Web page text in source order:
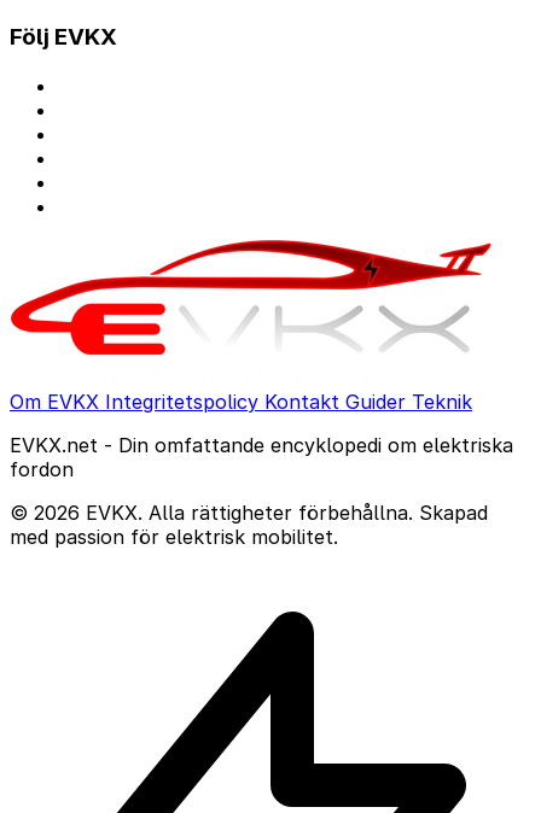
Följ EVKX
Om EVKX Integritetspolicy Kontakt Guider Teknik
EVKX.net - Din omfattande encyklopedi om elektriska
fordon
© 2026 EVKX. Alla rättigheter förbehållna. Skapad
med passion för elektrisk mobilitet.